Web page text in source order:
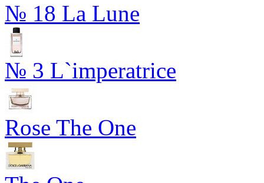
№ 18 La Lune
№ 3 L`imperatrice
Rose The One